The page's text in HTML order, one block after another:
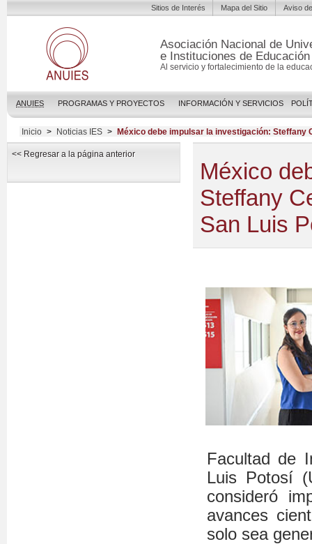
Asociación Nacional de
e Instituciones de
Al servicio y fortalecimiento de la
ANUIES PROGRAMAS Y PROYECTOS INFORMACIÓN Y SERVICIOS
Sitios de Interés Mapa del Sitio Aviso
Inicio > Noticias IES > México debe impulsar la investigación: Steffany
<< Regresar a la página anterior
México
Steffany
San Luis
Facultad de
Luis Potosí
consideró
avances
solo sea